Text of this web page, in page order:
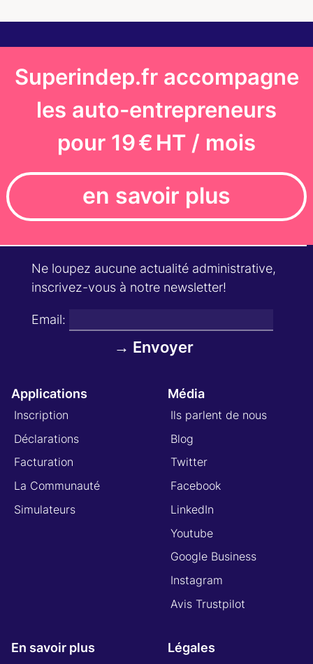
Superindep.fr accompagne
les auto-entrepreneurs
pour 19 € HT / mois
en savoir plus
Ne loupez aucune actualité administrative,
inscrivez-vous à notre newsletter!
Email:
Applications
Inscription
Déclarations
Facturation
La Communauté
Simulateurs
Média
Ils parlent de nous
Blog
Twitter
Facebook
LinkedIn
Youtube
Google Business
Instagram
Avis Trustpilot
En savoir plus Légales